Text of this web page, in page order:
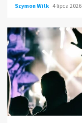
Szymon Wilk 4 lipca 2026